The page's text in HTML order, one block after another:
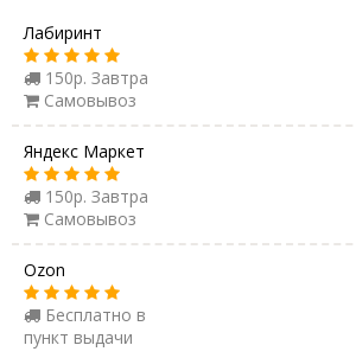
Лабиринт
150р. Завтра
Самовывоз
Яндекс Маркет
150р. Завтра
Самовывоз
Ozon
Бесплатно в
пункт выдачи